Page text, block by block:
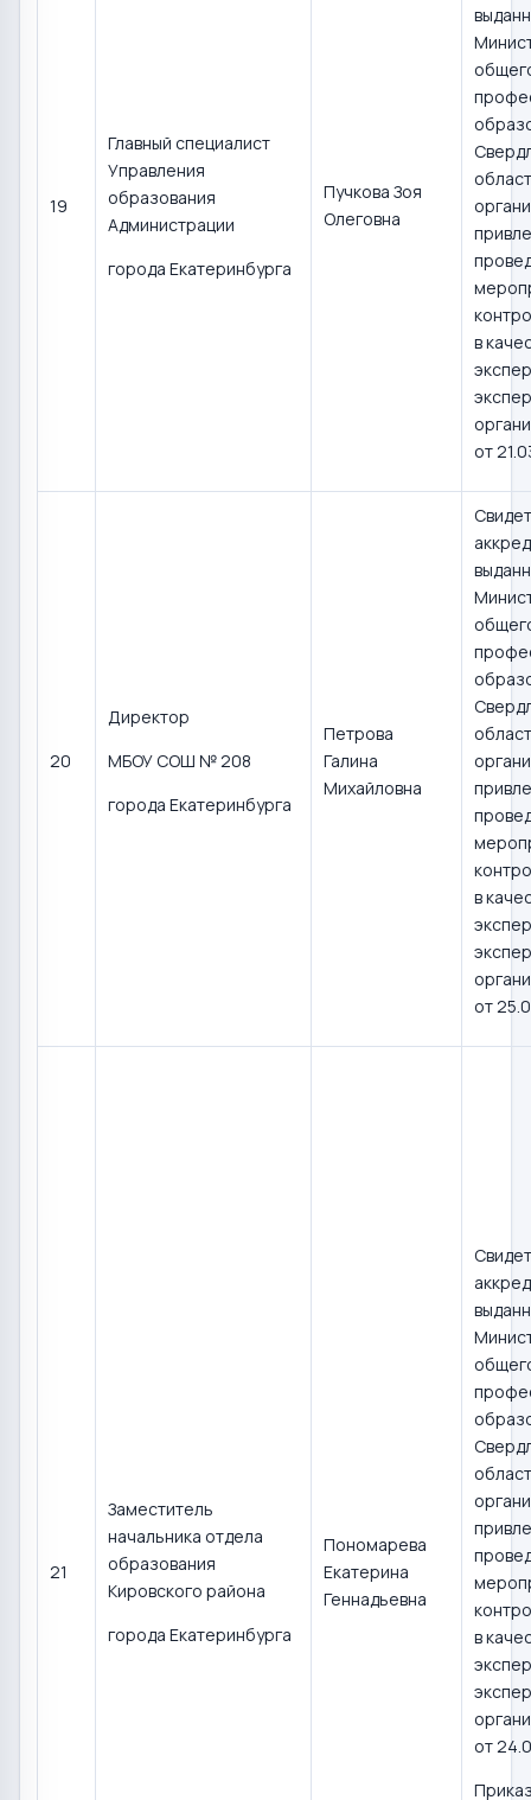
19
Главный специалист
Управления
образования
Администрации
города Екатеринбурга
Пучкова Зоя
Олеговна
в
от
20
Директор
МБОУ СОШ № 208
города Екатеринбурга
Петрова
Галина
Михайловна
в
от
21
Заместитель
начальника отдела
образования
Кировского района
города Екатеринбурга
Пономарева
Екатерина
Геннадьевна
в
от